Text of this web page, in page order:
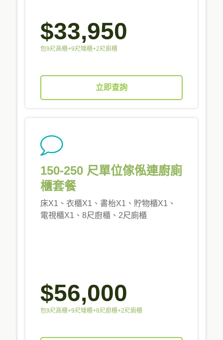
$33,950
包9尺高櫃+9尺矮櫃+2尺廁櫃
立即查詢
150-250 尺單位傢俬連廚廁
櫃套餐
床X1、衣櫃X1、書枱X1、貯物櫃X1、
電視櫃X1、8尺廚櫃、2尺廁櫃
$56,000
包9尺高櫃+9尺矮櫃+8尺廚櫃+2尺廁櫃